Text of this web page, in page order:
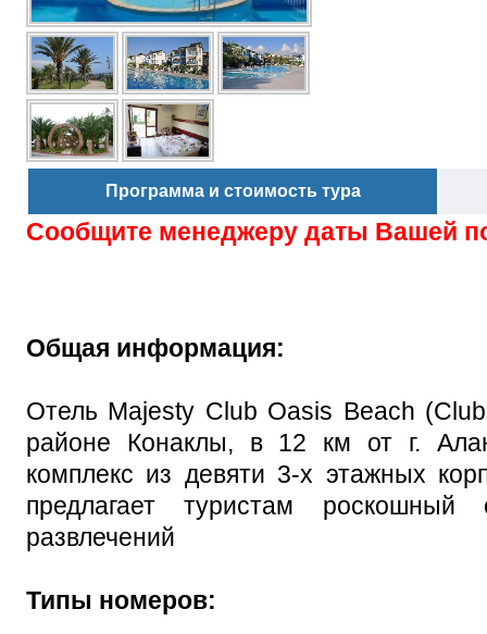
Программа и стоимость тура
Сообщите менеджеру даты Вашей
Общая информация:
Отель Majesty Club Oasis Beach
районе Конаклы, в 12 км от г.
комплекс из девяти 3-х этажных
предлагает туристам
развлечений
Типы номеров: